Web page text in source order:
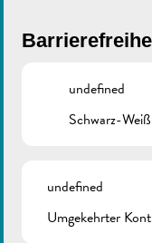
undefined
Schwarz-Weiß
undefined
Umgekehrter